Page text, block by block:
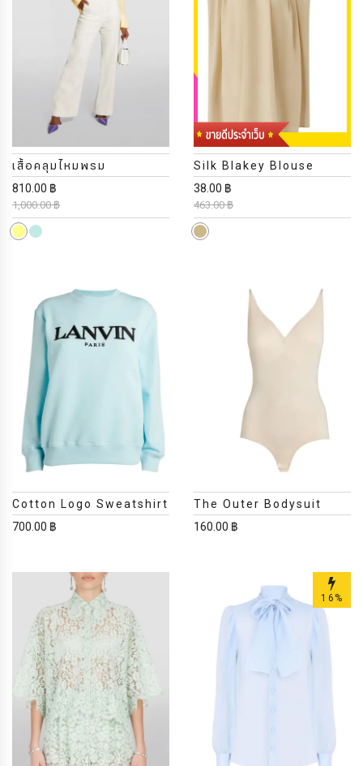
เสื้อคลุมไหมพรม
810.00 ฿
1,000.00 ฿
Silk Blakey Blouse
38.00 ฿
463.00 ฿
Cotton Logo Sweatshirt
700.00 ฿
The Outer Bodysuit
160.00 ฿
16%